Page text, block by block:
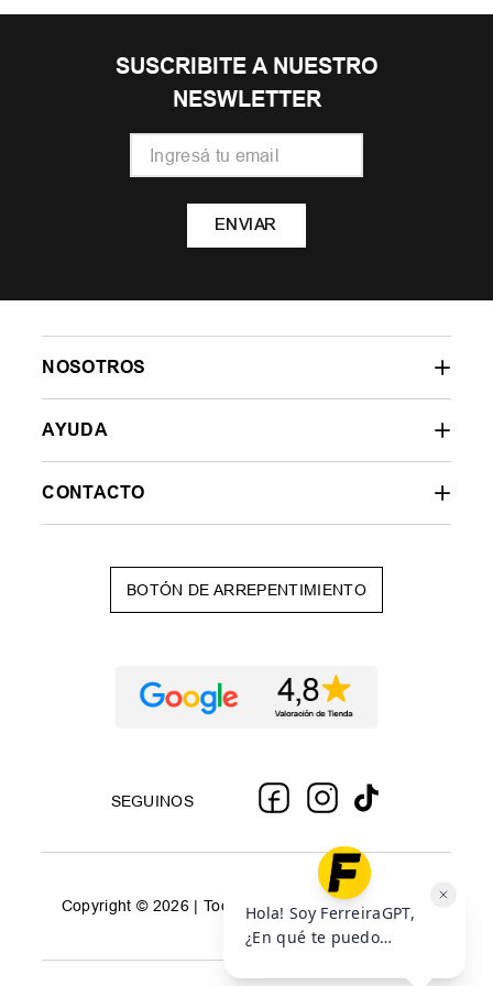
SUSCRIBITE A NUESTRO
NESWLETTER
ENVIAR
NOSOTROS
AYUDA
CONTACTO
BOTÓN DE ARREPENTIMIENTO
SEGUINOS
Copyright © 2026 | Todos los derechos reservados